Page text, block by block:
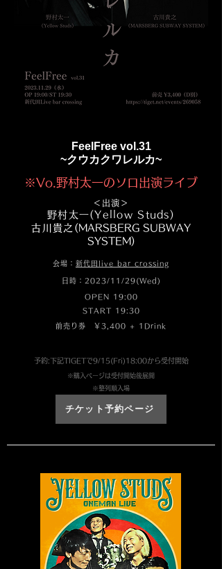
FeelFree vol.31
~クウカクワレルカ~
※Vo.野村太一のソロ出演ライブ
＜出演＞
​野村太一​(Yellow Studs)
古川貴之 (MARSBERG SUBWAY
SYSTEM)
会場： 新代田live bar crossing
日時：2023/11/29(Wed)
OPEN 19:00
START 19:30
前売り券 ￥3,400 + 1Drink
予約:下記TIGETで9/15(Fri)18:00から受付開始
※購入ページは受付開始後展開
​※整列順入場
チケット予約ページ